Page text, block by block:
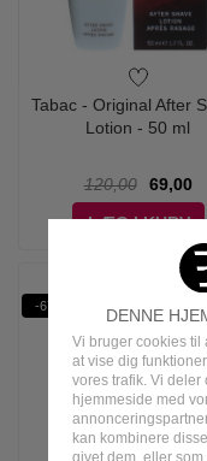
DENNE
Vi bruger cookies til
at vise dig
vores trafik. Vi
hjemmeside med
kan kombinere
givet dem, eller
Tabac - Original After
Lotion - 50 ml
120,00
69,00
LÆG I KURV
-67%